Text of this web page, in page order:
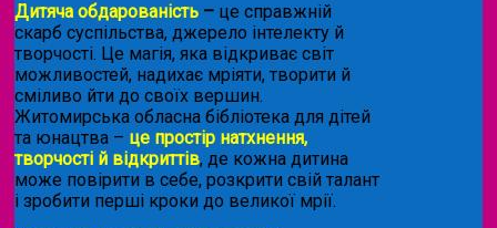
Дитяча обдарованість – це справжній
скарб суспільства, джерело інтелекту й
творчості. Це магія, яка відкриває світ
можливостей, надихає мріяти, творити й
сміливо йти до своїх вершин.
Житомирська обласна бібліотека для дітей
та юнацтва – це простір натхнення,
творчості й відкриттів, де кожна дитина
може повірити в себе, розкрити свій талант
і зробити перші кроки до великої мрії.